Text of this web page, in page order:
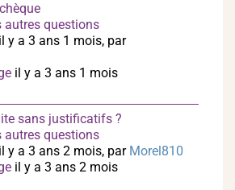
autres questions
y a 3 ans 1 mois, par
il y a 3 ans 1 mois
sans justificatifs ?
autres questions
y a 3 ans 2 mois, par Morel810
il y a 3 ans 2 mois